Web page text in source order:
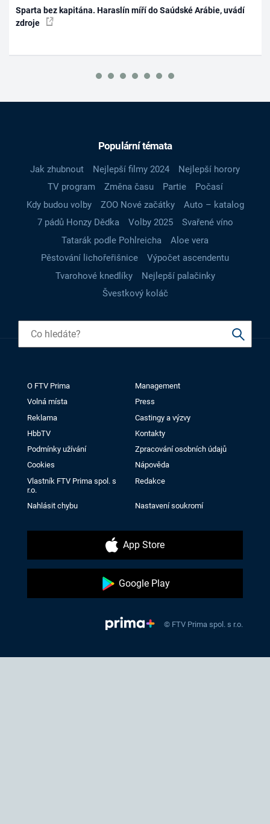
Sparta bez kapitána. Haraslín míří do Saúdské Arábie, uvádí
zdroje
Populární témata
Jak zhubnout Nejlepší filmy 2024
Nejlepší horory
TV program
Změna času Partie
Počasí
Kdy budou volby
ZOO Nové začátky
Auto – katalog
7 pádů Honzy Dědka
Volby 2025
Svařené víno
Tatarák podle Pohlreicha
Aloe vera
Pěstování lichořeřišnice
Výpočet ascendentu
Tvarohové knedlíky
Nejlepší palačinky
Švestkový koláč
O FTV Prima
Management
Volná místa
Press
Reklama
Castingy a výzvy
HbbTV
Kontakty
Podmínky užívání
Zpracování osobních údajů
Cookies
Nápověda
Vlastník FTV Prima spol. s
r.o.
Redakce
Nahlásit chybu Nastavení soukromí
App Store
Google Play
© FTV Prima spol. s r.o.